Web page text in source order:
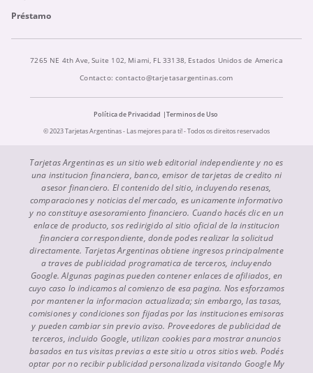
Préstamo
7265 NE 4th Ave, Suite 102, Miami, FL 33138, Estados Unidos de America
Contacto:contacto@tarjetasargentinas.com
Política de Privacidad
Terminos de Uso
© 2023 Tarjetas Argentinas - Las mejores para ti! - Todos os direitos reservados
Tarjetas Argentinas es un sitio web editorial independiente y no es
una institucion financiera, banco, emisor de tarjetas de credito ni
asesor financiero. El contenido del sitio, incluyendo resenas,
comparaciones y noticias del mercado, es unicamente informativo
y no constituye asesoramiento financiero. Cuando hacés clic en un
enlace de producto, sos redirigido al sitio oficial de la institucion
financiera correspondiente, donde podes realizar la solicitud
directamente. Tarjetas Argentinas obtiene ingresos principalmente
a traves de publicidad programatica de terceros, incluyendo
Google. Algunas paginas pueden contener enlaces de afiliados, en
cuyo caso lo indicamos al comienzo de esa pagina. Nos esforzamos
por mantener la informacion actualizada; sin embargo, las tasas,
comisiones y condiciones son fijadas por las instituciones emisoras
y pueden cambiar sin previo aviso. Proveedores de publicidad de
terceros, incluido Google, utilizan cookies para mostrar anuncios
basados en tus visitas previas a este sitio u otros sitios web. Podés
optar por no recibir publicidad personalizada visitando Google My